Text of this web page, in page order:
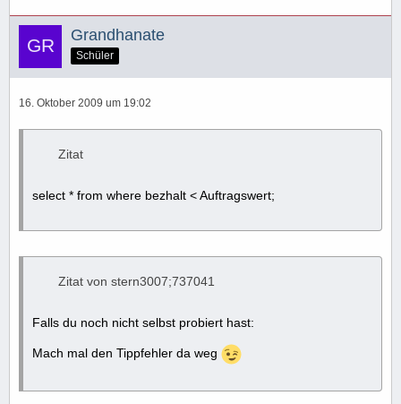
Grandhanate
Schüler
16. Oktober 2009 um 19:02
Zitat
select * from where bezhalt < Auftragswert;
Zitat von stern3007;737041
Falls du noch nicht selbst probiert hast:
Mach mal den Tippfehler da weg